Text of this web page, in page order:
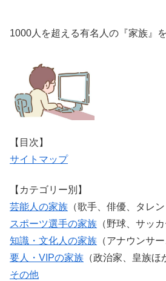
1000人を超える有名人の『家族』を
【目次】
サイトマップ
【カテゴリー別】
芸能人の家族 （歌手、俳優、タレン
スポーツ選手の家族 （野球、サッカ
知識・文化人の家族 （アナウンサ
要人・VIPの家族 （政治家、皇族ほ
その他